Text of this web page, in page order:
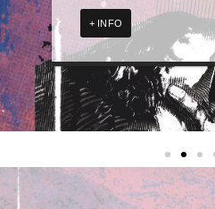
+ INFO
+ INFO
+ INFO
+ INFO